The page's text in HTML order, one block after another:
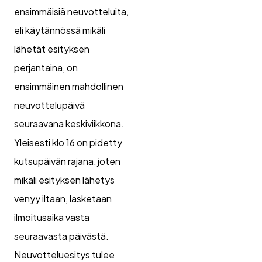
ensimmäisiä neuvotteluita,
eli käytännössä mikäli
lähetät esityksen
perjantaina, on
ensimmäinen mahdollinen
neuvottelupäivä
seuraavana keskiviikkona.
Yleisesti klo 16 on pidetty
kutsupäivän rajana, joten
mikäli esityksen lähetys
venyy iltaan, lasketaan
ilmoitusaika vasta
seuraavasta päivästä.
Neuvotteluesitys tulee